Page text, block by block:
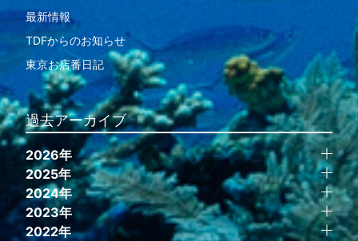
最新情報
TDFからのお知らせ
東京お店番日記
過去アーカイブ
2026年
2025年
2024年
2023年
2022年